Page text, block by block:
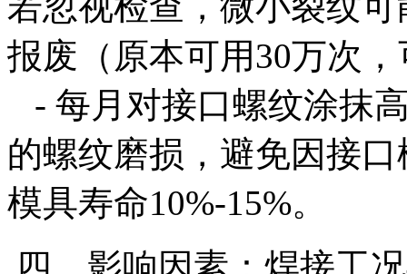
报废（原本可用30万次
- 每月对接口螺纹涂抹
的螺纹磨损，避免因接
模具寿命10%-15%。